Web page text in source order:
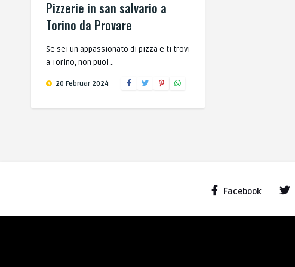
Pizzerie in san salvario a
Torino da Provare
Se sei un appassionato di pizza e ti trovi
a Torino, non puoi ..
20 Februar 2024
Facebook